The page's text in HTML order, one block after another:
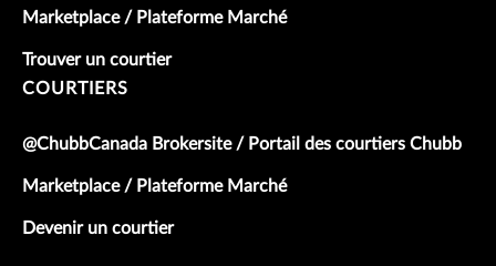
Marketplace / Plateforme Marché
Trouver un courtier
COURTIERS
@ChubbCanada Brokersite / Portail des courtiers Chubb
Marketplace / Plateforme Marché
Devenir un courtier